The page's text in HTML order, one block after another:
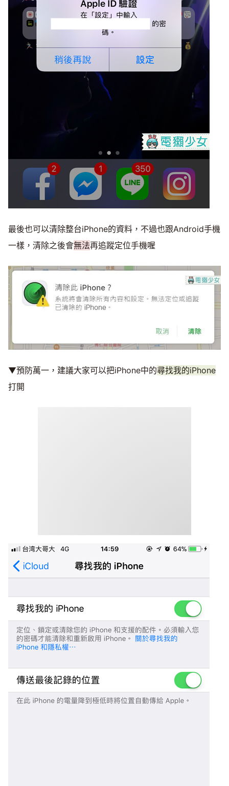
最後也可以清除整台iPhone的資料，不過也跟Android手機
一樣，清除之後會無法再追蹤定位手機喔
▼預防萬一，建議大家可以把iPhone中的尋找我的iPhone
打開